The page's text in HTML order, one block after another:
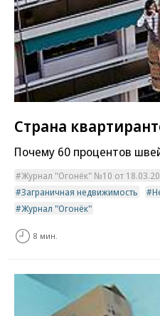
Страна
Почему 60 процентов
Журнал "Огонёк" №10 от
Заграничная недвижимость
Журнал "Огонёк"
8 мин.